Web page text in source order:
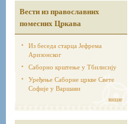
Вести из православних
помесних Цркава
Из беседа старца Јефрема
Аризонског
Саборно крштење у Тбилисију
Уређење Саборне цркве Свете
Софије у Варшави
више